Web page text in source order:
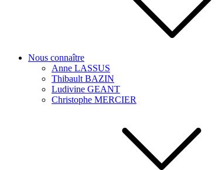
Nous connaître
Anne LASSUS
Thibault BAZIN
Ludivine GEANT
Christophe MERCIER